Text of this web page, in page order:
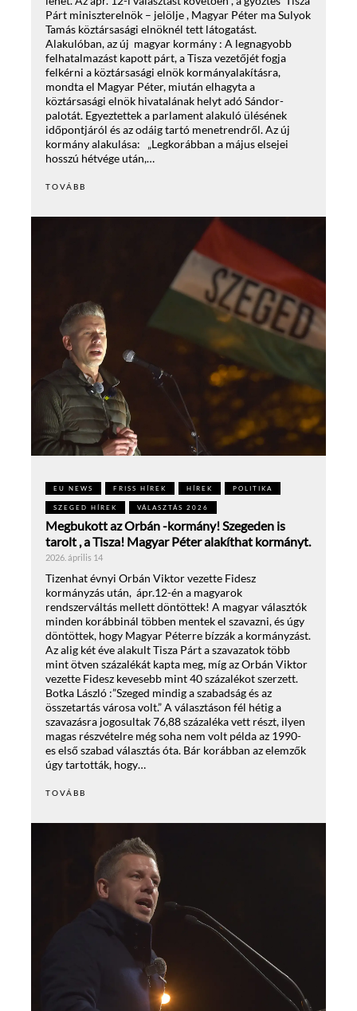
Párt miniszterelnök – jelölje , Magyar Péter ma Sulyok
Tamás köztársasági elnöknél tett látogatást.
Alakulóban, az új magyar kormány : A legnagyobb
felhatalmazást kapott párt, a Tisza vezetőjét fogja
felkérni a köztársasági elnök kormányalakításra,
mondta el Magyar Péter, miután elhagyta a
köztársasági elnök hivatalának helyt adó Sándor-
palotát. Egyeztettek a parlament alakuló ülésének
időpontjáról és az odáig tartó menetrendről. Az új
kormány alakulása: „Legkorábban a május elsejei
hosszú hétvége után,…
TOVÁBB
EU NEWS FRISS HÍREK HÍREK POLITIKA
SZEGED HÍREK VÁLASZTÁS 2026
Megbukott az Orbán -kormány! Szegeden is
tarolt , a Tisza! Magyar Péter alakíthat kormányt.
2026. április 14
Tizenhat évnyi Orbán Viktor vezette Fidesz
kormányzás után, ápr.12-én a magyarok
rendszerváltás mellett döntöttek! A magyar választók
minden korábbinál többen mentek el szavazni, és úgy
döntöttek, hogy Magyar Péterre bízzák a kormányzást.
Az alig két éve alakult Tisza Párt a szavazatok több
mint ötven százalékát kapta meg, míg az Orbán Viktor
vezette Fidesz kevesebb mint 40 százalékot szerzett.
Botka László :”Szeged mindig a szabadság és az
összetartás városa volt.” A választáson fél hétig a
szavazásra jogosultak 76,88 százaléka vett részt, ilyen
magas részvételre még soha nem volt példa az 1990-
es első szabad választás óta. Bár korábban az elemzők
úgy tartották, hogy…
TOVÁBB